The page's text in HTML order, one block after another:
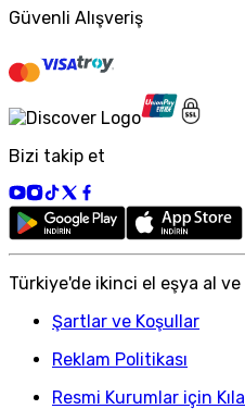
Güvenli Alışveriş
Bizi takip et
Türkiye'de ikinci el eşya al
Şartlar ve Koşullar
Reklam Politikası
Resmi Kurumlar için